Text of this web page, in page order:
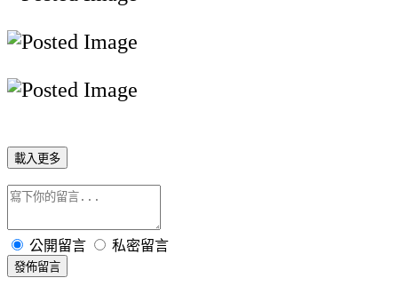
載入更多
公開留言 私密留言
發佈留言